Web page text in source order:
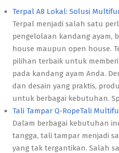
Terpal A8 Lokal: Solusi
Terpal menjadi salah satu
pengelolaan kandang ayam,
house maupun open house.
pilihan terbaik untuk
pada kandang ayam Anda.
dan desain yang praktis,
untuk berbagai kebutuhan.
Tali Tampar Q-RopeTali
Dalam berbagai kebutuhan
tangga, tali tampar menjadi
yang tak tergantikan. Salah